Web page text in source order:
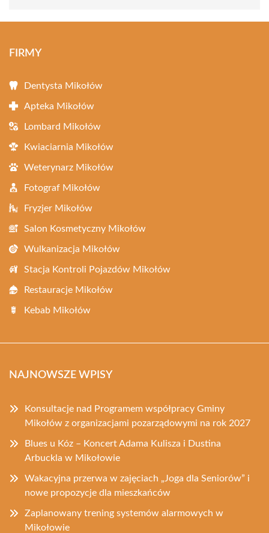
FIRMY
Dentysta Mikołów
Apteka Mikołów
Lombard Mikołów
Kwiaciarnia Mikołów
Weterynarz Mikołów
Fotograf Mikołów
Fryzjer Mikołów
Salon Kosmetyczny Mikołów
Wulkanizacja Mikołów
Stacja Kontroli Pojazdów Mikołów
Restauracje Mikołów
Kebab Mikołów
NAJNOWSZE WPISY
Konsultacje nad Programem współpracy Gminy
Mikołów z organizacjami pozarządowymi na rok 2027
Blues u Kóz – Koncert Adama Kulisza i Dustina
Arbuckla w Mikołowie
Wakacyjna przerwa w zajęciach „Joga dla Seniorów” i
nowe propozycje dla mieszkańców
Zaplanowany trening systemów alarmowych w
Mikołowie